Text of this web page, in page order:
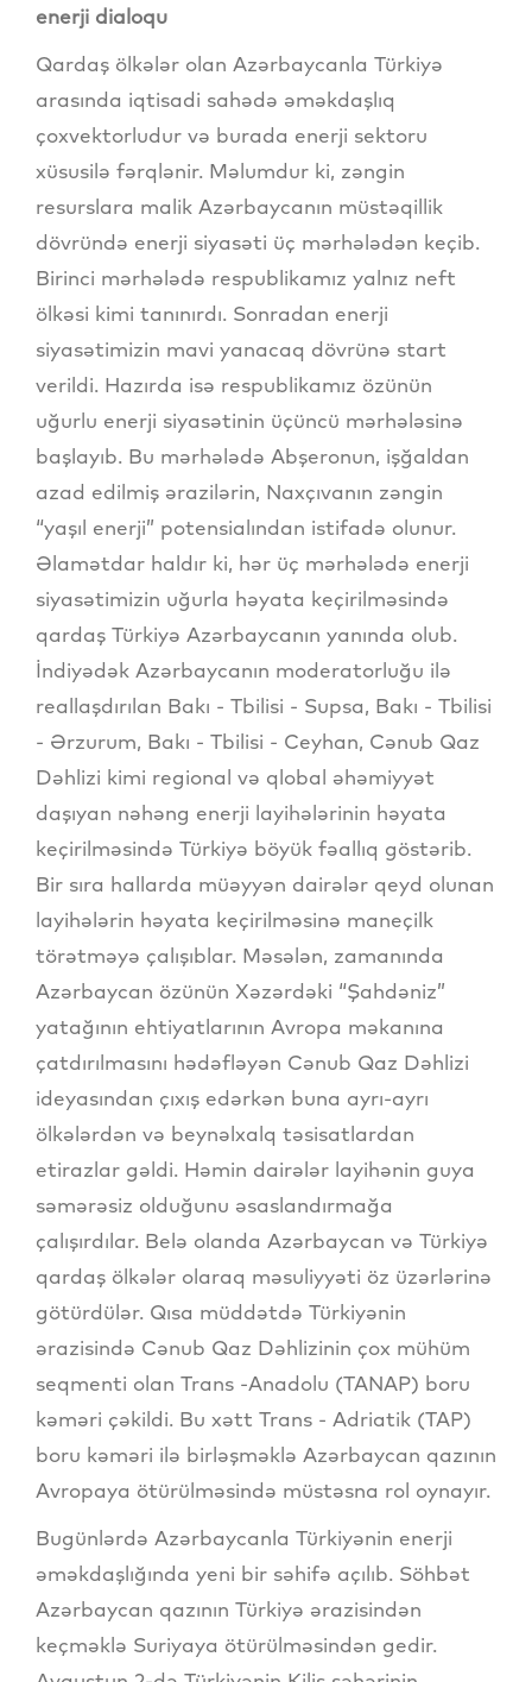
enerji dialoqu
Qardaş ölkələr olan Azərbaycanla Türkiyə
arasında iqtisadi sahədə əməkdaşlıq
çoxvektorludur və burada enerji sektoru
xüsusilə fərqlənir. Məlumdur ki, zəngin
resurslara malik Azərbaycanın müstəqillik
dövründə enerji siyasəti üç mərhələdən keçib.
Birinci mərhələdə respublikamız yalnız neft
ölkəsi kimi tanınırdı. Sonradan enerji
siyasətimizin mavi yanacaq dövrünə start
verildi. Hazırda isə respublikamız özünün
uğurlu enerji siyasətinin üçüncü mərhələsinə
başlayıb. Bu mərhələdə Abşeronun, işğaldan
azad edilmiş ərazilərin, Naxçıvanın zəngin
“yaşıl enerji” potensialından istifadə olunur.
Əlamətdar haldır ki, hər üç mərhələdə enerji
siyasətimizin uğurla həyata keçirilməsində
qardaş Türkiyə Azərbaycanın yanında olub.
İndiyədək Azərbaycanın moderatorluğu ilə
reallaşdırılan Bakı - Tbilisi - Supsa, Bakı - Tbilisi
- Ərzurum, Bakı - Tbilisi - Ceyhan, Cənub Qaz
Dəhlizi kimi regional və qlobal əhəmiyyət
daşıyan nəhəng enerji layihələrinin həyata
keçirilməsində Türkiyə böyük fəallıq göstərib.
Bir sıra hallarda müəyyən dairələr qeyd olunan
layihələrin həyata keçirilməsinə maneçilk
törətməyə çalışıblar. Məsələn, zamanında
Azərbaycan özünün Xəzərdəki “Şahdəniz”
yatağının ehtiyatlarının Avropa məkanına
çatdırılmasını hədəfləyən Cənub Qaz Dəhlizi
ideyasından çıxış edərkən buna ayrı-ayrı
ölkələrdən və beynəlxalq təsisatlardan
etirazlar gəldi. Həmin dairələr layihənin guya
səmərəsiz olduğunu əsaslandırmağa
çalışırdılar. Belə olanda Azərbaycan və Türkiyə
qardaş ölkələr olaraq məsuliyyəti öz üzərlərinə
götürdülər. Qısa müddətdə Türkiyənin
ərazisində Cənub Qaz Dəhlizinin çox mühüm
seqmenti olan Trans -Anadolu (TANAP) boru
kəməri çəkildi. Bu xətt Trans - Adriatik (TAP)
boru kəməri ilə birləşməklə Azərbaycan qazının
Avropaya ötürülməsində müstəsna rol oynayır.
Bugünlərdə Azərbaycanla Türkiyənin enerji
əməkdaşlığında yeni bir səhifə açılıb. Söhbət
Azərbaycan qazının Türkiyə ərazisindən
keçməklə Suriyaya ötürülməsindən gedir.